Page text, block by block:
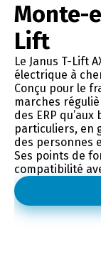
Monte-
Lift
Le Janus T-Lift
électrique à
Conçu pour le
marches
des ERP
particuliers, en
des personnes
Ses points de
compatibilité